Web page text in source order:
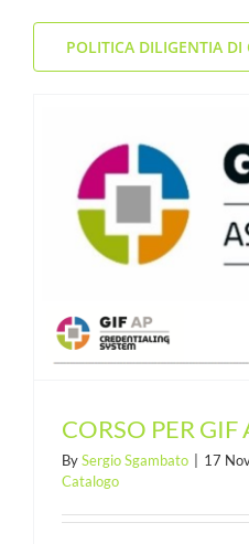
POLITICA DILIGENTIA DI
CORSO PER GIF
BySergio Sgambato | 17
Catalogo